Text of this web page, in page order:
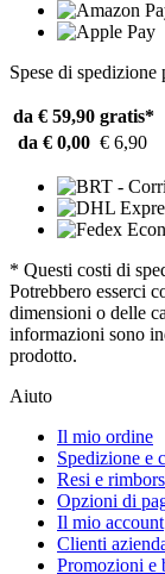
Spese di spedizione
da € 59,90 gratis*
da € 0,00 € 6,90
* Questi costi di
Potrebbero esserci
dimensioni o delle
informazioni sono
prodotto.
Aiuto
Il mio ordine
Spedizione e
Resi e
Opzioni di
Il mio account
Clienti
Promozioni e